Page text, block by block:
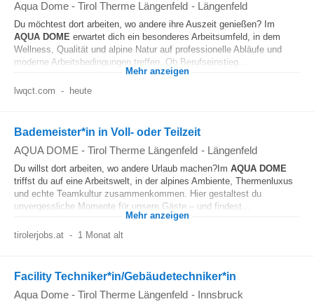
Aqua Dome - Tirol Therme Längenfeld - Längenfeld
Du möchtest dort arbeiten, wo andere ihre Auszeit genießen? Im
AQUA DOME erwartet dich ein besonderes Arbeitsumfeld, in dem
Wellness, Qualität und alpine Natur auf professionelle Abläufe und
moderne Arbeitsbedingungen treffen. Ob Berufseinstieg...
Mehr anzeigen
lwqct.com - heute
Bademeister*in in Voll- oder Teilzeit
AQUA DOME - Tirol Therme Längenfeld - Längenfeld
Du willst dort arbeiten, wo andere Urlaub machen?Im AQUA DOME
triffst du auf eine Arbeitswelt, in der alpines Ambiente, Thermenluxus
und echte Teamkultur zusammenkommen. Hier gestaltest du
unvergessliche Momente für unsere Gäste – und findest...
Mehr anzeigen
tirolerjobs.at - 1 Monat alt
Facility Techniker*in/Gebäudetechniker*in
Aqua Dome - Tirol Therme Längenfeld - Innsbruck